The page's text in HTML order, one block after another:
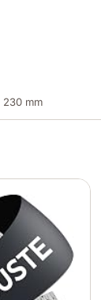
230 mm